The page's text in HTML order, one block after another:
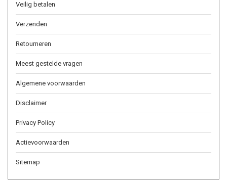
Veilig betalen
Verzenden
Retourneren
Meest gestelde vragen
Algemene voorwaarden
Disclaimer
Privacy Policy
Actievoorwaarden
Sitemap